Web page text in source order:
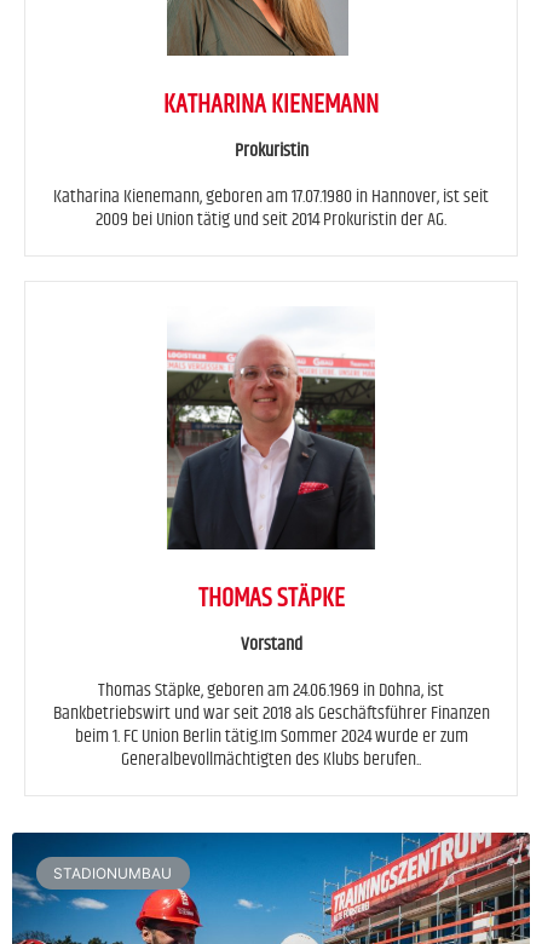
KATHARINA KIENEMANN
Prokuristin
Katharina Kienemann, geboren am 17.07.1980 in Hannover, ist seit
2009 bei Union tätig und seit 2014 Prokuristin der AG.
THOMAS STÄPKE
Vorstand
Thomas Stäpke, geboren am 24.06.1969 in Dohna, ist
Bankbetriebswirt und war seit 2018 als Geschäftsführer Finanzen
beim 1. FC Union Berlin tätig.Im Sommer 2024 wurde er zum
Generalbevollmächtigten des Klubs berufen..
STADIONUMBAU